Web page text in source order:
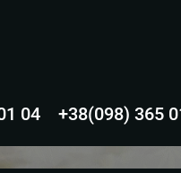
04 +38(098) 365